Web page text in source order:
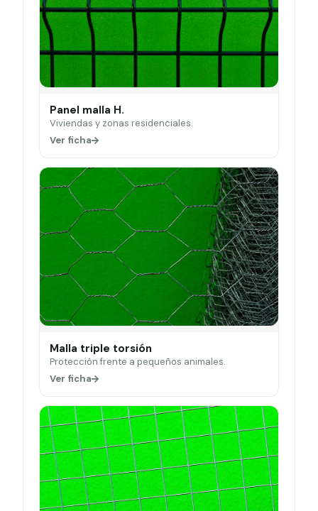
Panel malla H.
Viviendas y zonas residenciales.
Ver ficha
Malla triple torsión
Protección frente a pequeños animales.
Ver ficha